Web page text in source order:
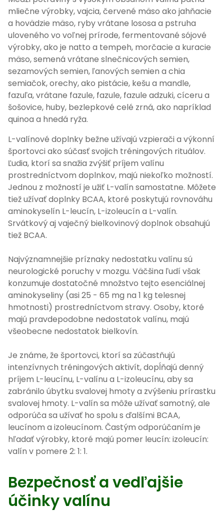
mliečne výrobky, vajcia, červené mäso ako jahňacie
a hovädzie mäso, ryby vrátane lososa a pstruha
uloveného vo voľnej prírode, fermentované sójové
výrobky, ako je natto a tempeh, morčacie a kuracie
mäso, semená vrátane slnečnicových semien,
sezamových semien, ľanových semien a chia
semiačok, orechy, ako pistácie, kešu a mandle,
fazuľa, vrátane fazule, fazule, fazule adzuki, cíceru a
šošovice, huby, bezlepkové celé zrná, ako napríklad
quinoa a hnedá ryža.
L-valínové doplnky bežne užívajú vzpierači a výkonní
športovci ako súčasť svojich tréningových rituálov.
Ľudia, ktorí sa snažia zvýšiť príjem valínu
prostredníctvom doplnkov, majú niekoľko možností.
Jednou z možností je užiť L-valín samostatne. Môžete
tiež užívať doplnky BCAA, ktoré poskytujú rovnováhu
aminokyselín L-leucín, L-izoleucín a L-valín.
Srvátkový aj vaječný bielkovinový doplnok obsahujú
tiež BCAA.
Najvýznamnejšie príznaky nedostatku valínu sú
neurologické poruchy v mozgu. Väčšina ľudí však
konzumuje dostatočné množstvo tejto esenciálnej
aminokyseliny (asi 25 - 65 mg na 1 kg telesnej
hmotnosti) prostredníctvom stravy. Osoby, ktoré
majú pravdepodobne nedostatok valínu, majú
všeobecne nedostatok bielkovín.
Je známe, že športovci, ktorí sa zúčastňujú
intenzívnych tréningových aktivít, dopĺňajú denný
príjem L-leucínu, L-valínu a L-izoleucínu, aby sa
zabránilo úbytku svalovej hmoty a zvýšeniu prírastku
svalovej hmoty. L-valín sa môže užívať samotný, ale
odporúča sa užívať ho spolu s ďalšími BCAA,
leucínom a izoleucínom. Častým odporúčaním je
hľadať výrobky, ktoré majú pomer leucín: izoleucín:
valín v pomere 2: 1: 1.
Bezpečnosť a vedľajšie
účinky valínu